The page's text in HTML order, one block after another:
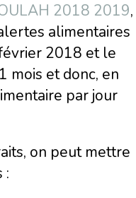
2018 2019,
alimentaires
2018 et le
mois et donc, en
par jour
on peut mettre
: